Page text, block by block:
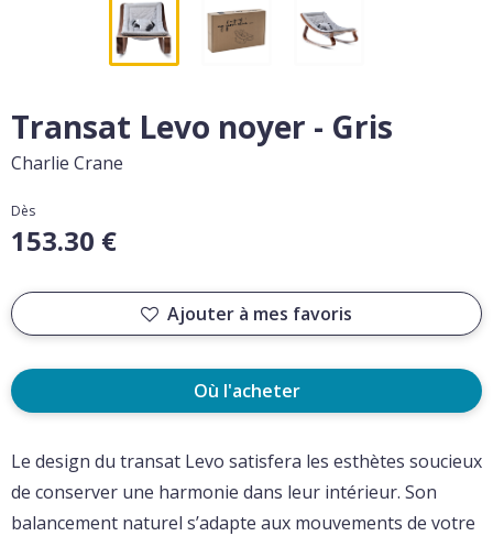
Transat Levo noyer - Gris
Charlie Crane
Dès
153.30 €
Ajouter à mes favoris
Où l'acheter
Le design du transat Levo satisfera les esthètes soucieux
de conserver une harmonie dans leur intérieur. Son
balancement naturel s’adapte aux mouvements de votre